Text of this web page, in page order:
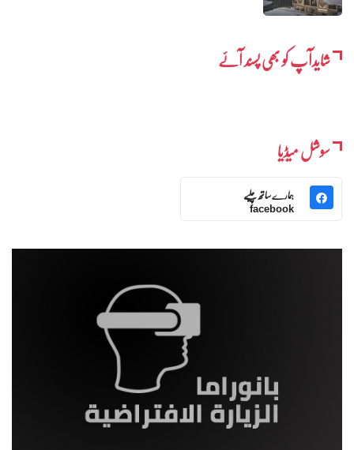
شایدآپ کو بھی پسند آئے
سوشل میڈیا
ہمارے ساتھ چلیے
facebook